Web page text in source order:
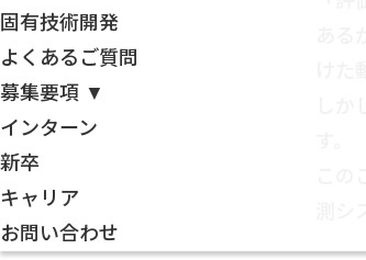
固有技術開発
よくあるご質問
募集要項 ▼
インターン
新卒
キャリア
お問い合わせ